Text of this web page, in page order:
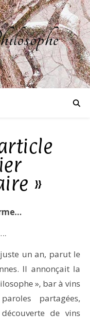
»
un an, parut le
Il annonçait la
», bar à vins
partagées,
de vins